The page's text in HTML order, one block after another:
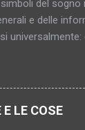
del
e delle
serve a
genitale
LE COSE